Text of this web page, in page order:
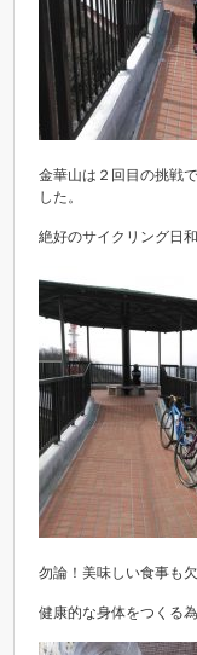
金華山は２回目の挑戦
した。
絶好のサイクリング日
勿論！美味しい食事も
健康的な身体をつくる